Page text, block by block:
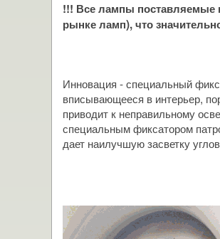
!!! Все лампы поставляемые
рынке ламп), что
Инновация - специальный
вписывающееся в интерьер,
приводит к неправильному
специальным фиксатором
дает наилучшую засветку